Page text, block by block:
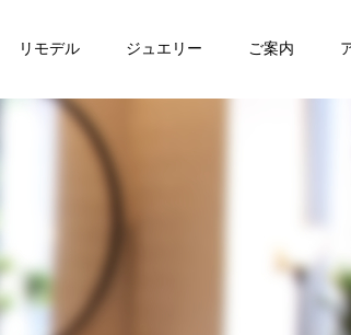
リモデル ジュエリー ご案内